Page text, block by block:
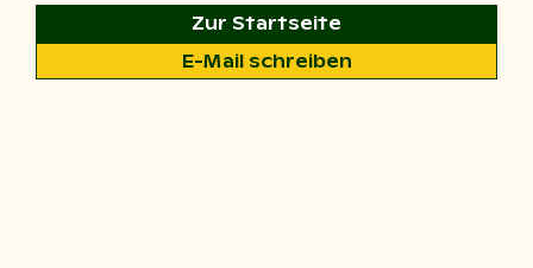
Zur Startseite
E-Mail schreiben